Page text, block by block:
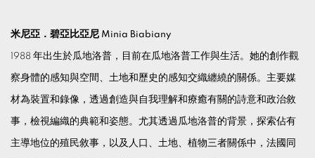
米尼亞．碧亞比亞尼 Minia Biabiany
1988 年出生於瓜地洛普，目前在瓜地洛普工作與生活。她的創作觀
察身體的感知與空間、土地和歷史的感知交織纏繞的關係。主要媒
材為裝置和錄像，透過創造與自我理解和療癒有關的詩意和政治敘
事，檢視編織的典範和姿態。尤其透過瓜地洛普的背景，探索佔有
主導地位的殖民敘事，以及人口、土地、植物三者關係中，法國同